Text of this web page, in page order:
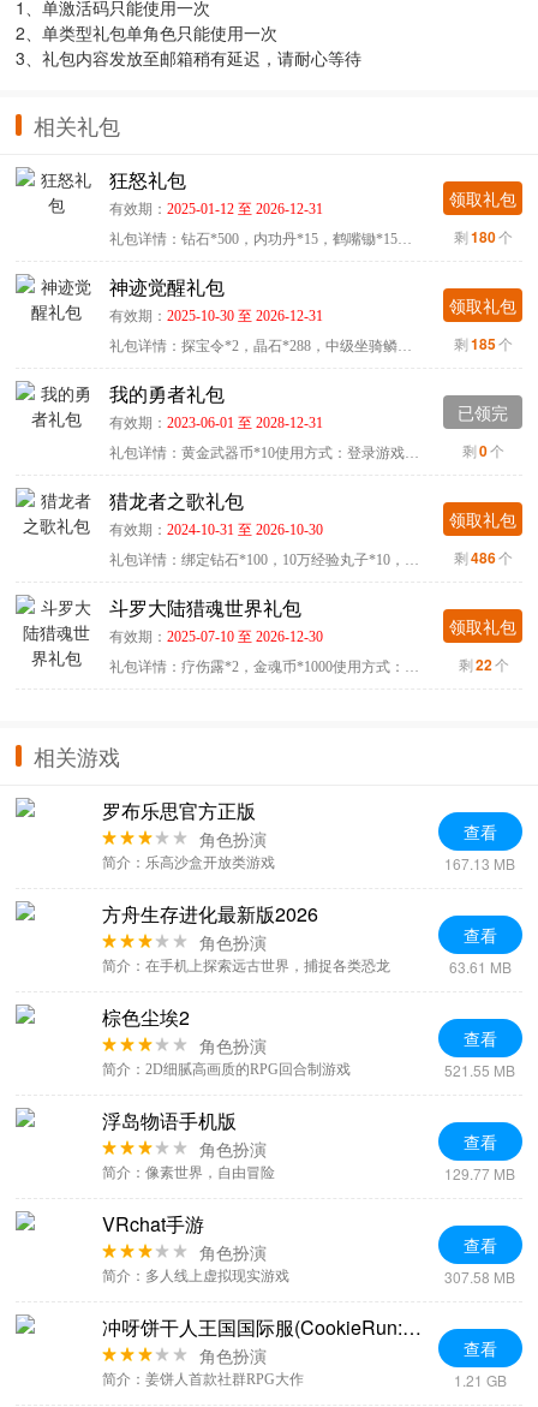
1、单激活码只能使用一次
2、单类型礼包单角色只能使用一次
3、礼包内容发放至邮箱稍有延迟，请耐心等待
相关礼包
狂怒礼包
有效期：2025-01-12 至 2026-12-31
礼包详情：钻石*500，内功丹*15，鹤嘴锄*15，羽毛*15使用方式...
领取礼包
剩180个
神迹觉醒礼包
有效期：2025-10-30 至 2026-12-31
礼包详情：探宝令*2，晶石*288，中级坐骑鳞片*1，2级防御石*1...
领取礼包
剩185个
我的勇者礼包
有效期：2023-06-01 至 2028-12-31
礼包详情：黄金武器币*10使用方式：登录游戏，点击主界面右上...
已领完
剩0个
猎龙者之歌礼包
有效期：2024-10-31 至 2026-10-30
礼包详情：绑定钻石*100，10万经验丸子*10，自然精华*100使用...
领取礼包
剩486个
斗罗大陆猎魂世界礼包
有效期：2025-07-10 至 2026-12-30
礼包详情：疗伤露*2，金魂币*1000使用方式：进入游戏-设置-礼...
领取礼包
剩22个
相关游戏
罗布乐思官方正版
角色扮演
简介：乐高沙盒开放类游戏
查看
167.13 MB
方舟生存进化最新版2026
角色扮演
简介：在手机上探索远古世界，捕捉各类恐龙
查看
63.61 MB
棕色尘埃2
角色扮演
简介：2D细腻高画质的RPG回合制游戏
查看
521.55 MB
浮岛物语手机版
角色扮演
简介：像素世界，自由冒险
查看
129.77 MB
VRchat手游
角色扮演
简介：多人线上虚拟现实游戏
查看
307.58 MB
冲呀饼干人王国国际服(CookieRun: Kingdom)
角色扮演
简介：姜饼人首款社群RPG大作
查看
1.21 GB